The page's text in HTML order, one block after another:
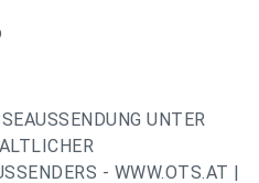
UNTER
- WWW.OTS.AT |